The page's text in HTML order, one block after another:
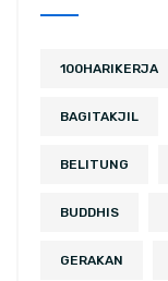
100HARIKERJA
BAGITAKJIL
BELITUNG
BUDDHIS
GERAKAN